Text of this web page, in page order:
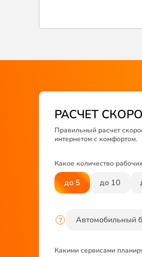
РАСЧЕТ
Правильный расчет
интернетом с комфортом.
Какое количество
до 5 до 10
Какими сервисами